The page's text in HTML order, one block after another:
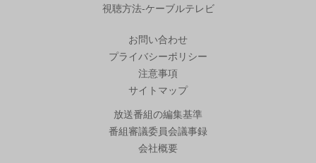
視聴方法-ケーブルテレビ
お問い合わせ
プライバシーポリシー
注意事項
サイトマップ
放送番組の編集基準
番組審議委員会議事録
会社概要